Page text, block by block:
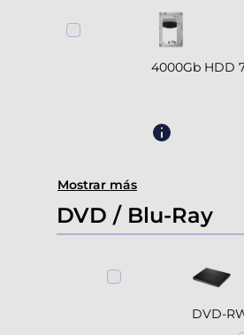
4000Gb HDD
Mostrar más
DVD / Blu-Ray
DVD-